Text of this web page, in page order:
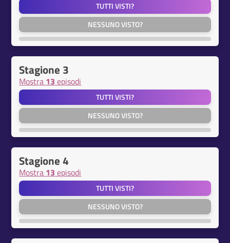
TUTTI VISTI?
NESSUNO VISTO?
Stagione 3
Mostra 13 episodi
TUTTI VISTI?
NESSUNO VISTO?
Stagione 4
Mostra 13 episodi
TUTTI VISTI?
NESSUNO VISTO?